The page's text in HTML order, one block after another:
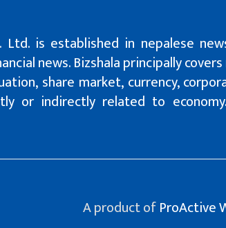
Ltd. is established in nepalese
news. Bizshala principally
share market, currency,
or indirectly related to
A product ofProActive